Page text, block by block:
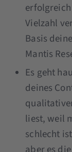
Vielzahl
Basis
Mantis
Es geht
deines
liest, weil
schlecht